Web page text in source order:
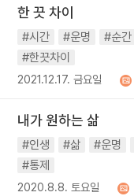
한 끗 차이
#시간 #운명 #순간
#한끗차이
2021.12.17. 금요일
내가 원하는 삶
#인생 #삶 #운명
#통제
2020.8.8. 토요일